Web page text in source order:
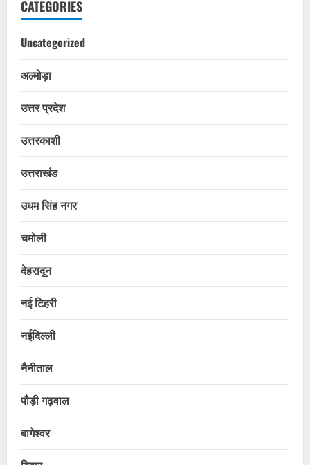
CATEGORIES
Uncategorized
अल्मोड़ा
उत्तर प्रदेश
उत्तरकाशी
उत्तराखंड
उधम सिंह नगर
चमोली
देहरादून
नई टिहरी
नईदिल्ली
नैनीताल
पौड़ी गढ़वाल
बागेश्वर